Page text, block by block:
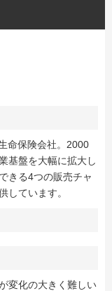
命保険会社。2000
基盤を大幅に拡大し
きる4つの販売チャ
しています。
変化の大きく難しい